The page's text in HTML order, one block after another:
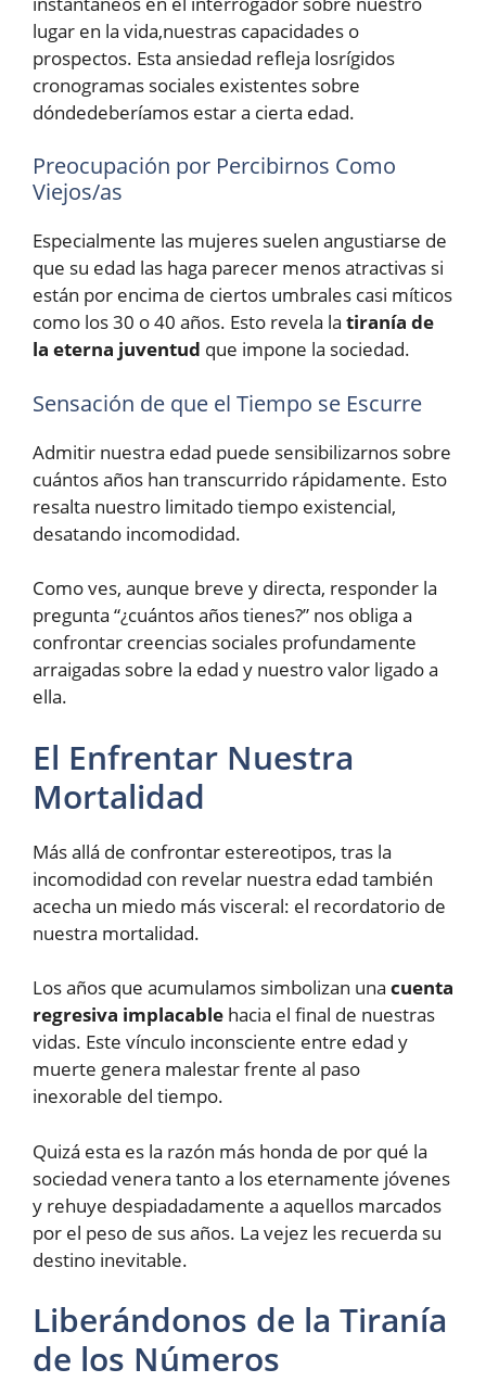
lugar en la vida,nuestras capacidades o
prospectos. Esta ansiedad refleja losrígidos
cronogramas sociales existentes sobre
dóndedeberíamos estar a cierta edad.
Preocupación por Percibirnos Como
Viejos/as
Especialmente las mujeres suelen angustiarse de
que su edad las haga parecer menos atractivas si
están por encima de ciertos umbrales casi míticos
como los 30 o 40 años. Esto revela la tiranía de
la eterna juventud que impone la sociedad.
Sensación de que el Tiempo se Escurre
Admitir nuestra edad puede sensibilizarnos sobre
cuántos años han transcurrido rápidamente. Esto
resalta nuestro limitado tiempo existencial,
desatando incomodidad.
Como ves, aunque breve y directa, responder la
pregunta “¿cuántos años tienes?” nos obliga a
confrontar creencias sociales profundamente
arraigadas sobre la edad y nuestro valor ligado a
ella.
El Enfrentar Nuestra
Mortalidad
Más allá de confrontar estereotipos, tras la
incomodidad con revelar nuestra edad también
acecha un miedo más visceral: el recordatorio de
nuestra mortalidad.
Los años que acumulamos simbolizan una cuenta
regresiva implacable hacia el final de nuestras
vidas. Este vínculo inconsciente entre edad y
muerte genera malestar frente al paso
inexorable del tiempo.
Quizá esta es la razón más honda de por qué la
sociedad venera tanto a los eternamente jóvenes
y rehuye despiadadamente a aquellos marcados
por el peso de sus años. La vejez les recuerda su
destino inevitable.
Liberándonos de la Tiranía
de los Números